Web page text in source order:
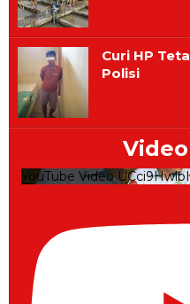
Curi HP
Polisi
YouTube Video